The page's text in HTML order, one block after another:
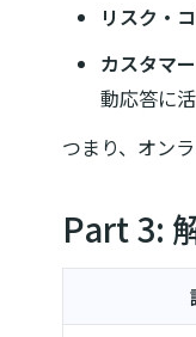
リスク・
カスタマ
動応答に活
つまり、オン
Part 3: